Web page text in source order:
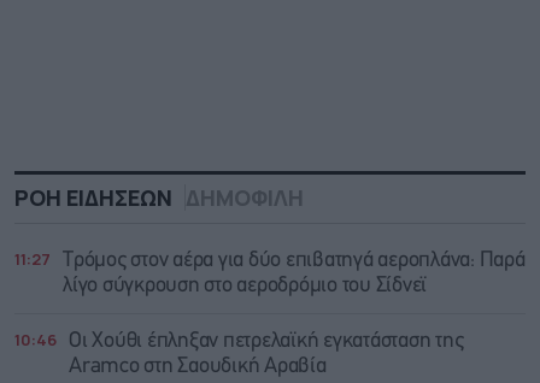
ΡΟΗ ΕΙΔΗΣΕΩΝ ΔΗΜΟΦΙΛΗ
11:27
Τρόμος στον αέρα για δύο επιβατηγά αεροπλάνα: Παρά
λίγο σύγκρουση στο αεροδρόμιο του Σίδνεϊ
10:46
Οι Χούθι έπληξαν πετρελαϊκή εγκατάσταση της
Aramco στη Σαουδική Αραβία